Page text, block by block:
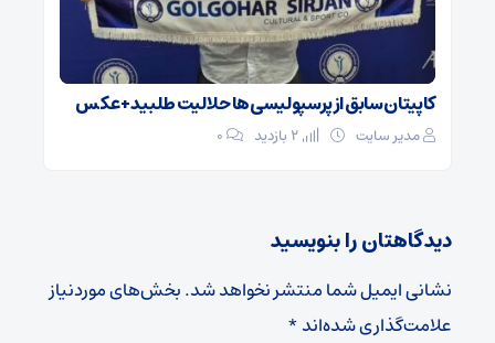
کاپیتان سابق از پرسپولیسی‌ها حلالیت طلبید + عکس
مدیر سایت ۰
دیدگاهتان را بنویسید
نشانی ایمیل شما منتشر نخواهد شد.بخش‌های موردنیاز
علامت‌گذاری شده‌اند*